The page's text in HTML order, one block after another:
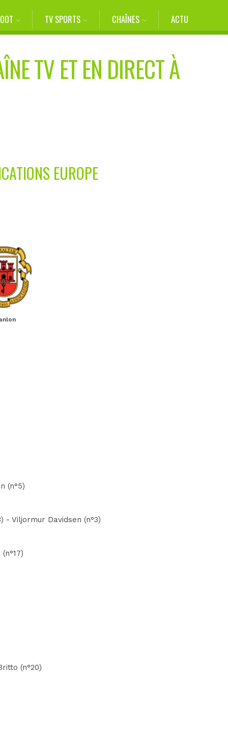
TV SPORTS CHAÎNES ACTU
TV ET EN DIRECT À
EUROPE
(n°5)
- Viljormur Davidsen (n°3)
(n°20)